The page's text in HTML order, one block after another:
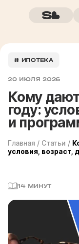
# ИПОТЕКА
20 ИЮЛЯ 2026
Кому
году:
и
Главная / Статьи /
условия, возраст,
14 МИНУТ